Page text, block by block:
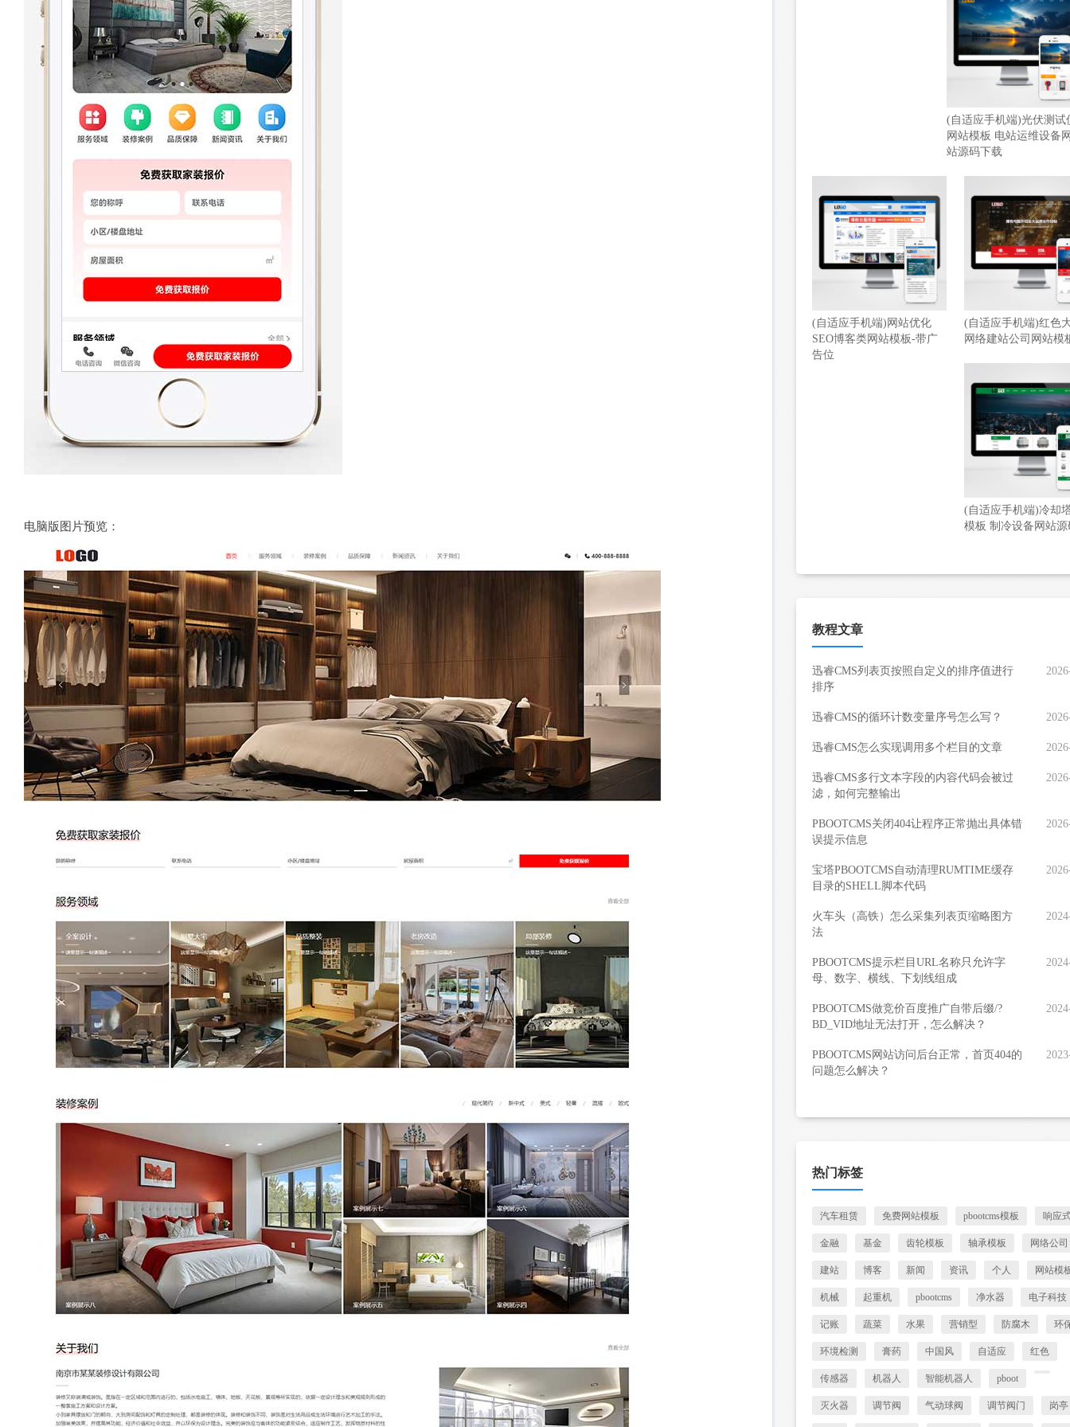
电脑版图片预览：
(自适应手机端)光伏测试
网站模板 电站运维设备
站源码下载
(自适应手机端)红色
网络建站公司网站模
(自适应手机端)网站优化
SEO博客类网站模板-带广
告位
(自适应手机端)冷却
模板 制冷设备网站源
教程文章
迅睿CMS列表页按照自定义的排序值进行
排序
迅睿CMS的循环计数变量序号怎么写？
迅睿CMS怎么实现调用多个栏目的文章
迅睿CMS多行文本字段的内容代码会被过
滤，如何完整输出
PBOOTCMS关闭404让程序正常抛出具体错
误提示信息
宝塔PBOOTCMS自动清理RUMTIME缓存
目录的SHELL脚本代码
火车头（高铁）怎么采集列表页缩略图方
法
PBOOTCMS提示栏目URL名称只允许字
母、数字、横线、下划线组成
PBOOTCMS做竞价百度推广自带后缀/?
BD_VID地址无法打开，怎么解决？
PBOOTCMS网站访问后台正常，首页404的
问题怎么解决？
热门标签
汽车租赁 免费网站模板 pbootcms模板 响应
金融 基金 齿轮模板 轴承模板 网络公司
建站 博客 新闻 资讯 个人 网站模
机械 起重机 pbootcms 净水器 电子科技
记账 蔬菜 水果 营销型 防腐木 环
环境检测 膏药 中国风 自适应 红色
传感器 机器人 智能机器人 pboot
灭火器 调节阀 气动球阀 调节阀门 岗亭